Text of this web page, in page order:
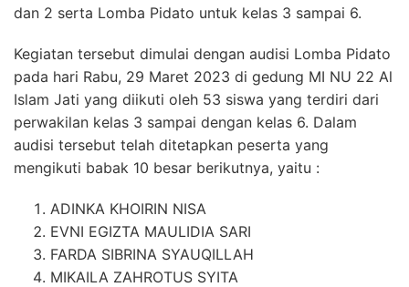
dan 2 serta Lomba Pidato untuk kelas 3 sampai 6.
Kegiatan tersebut dimulai dengan audisi Lomba Pidato
pada hari Rabu, 29 Maret 2023 di gedung MI NU 22 Al
Islam Jati yang diikuti oleh 53 siswa yang terdiri dari
perwakilan kelas 3 sampai dengan kelas 6. Dalam
audisi tersebut telah ditetapkan peserta yang
mengikuti babak 10 besar berikutnya, yaitu :
ADINKA KHOIRIN NISA
EVNI EGIZTA MAULIDIA SARI
FARDA SIBRINA SYAUQILLAH
MIKAILA ZAHROTUS SYITA